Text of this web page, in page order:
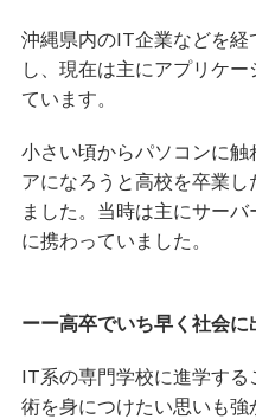
沖縄県内のIT企業などを
し、現在は主にアプリケ
ています。
小さい頃からパソコンに
アになろうと高校を卒業
ました。当時は主にサー
に携わっていました。
ーー高卒でいち早く社会に
IT系の専門学校に進学す
術を身につけたい思いも